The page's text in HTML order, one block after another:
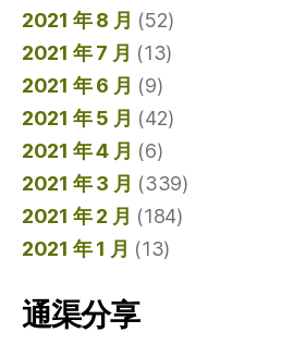
2021 年 8 月 (52)
2021 年 7 月 (13)
2021 年 6 月 (9)
2021 年 5 月 (42)
2021 年 4 月 (6)
2021 年 3 月 (339)
2021 年 2 月 (184)
2021 年 1 月 (13)
通渠分享